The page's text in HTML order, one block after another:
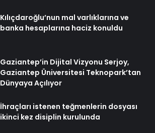
Kılıçdaroğlu’nun mal varlıklarına ve
banka hesaplarına haciz konuldu
Gaziantep’in Dijital Vizyonu Serjoy,
Gaziantep Üniversitesi Teknopark’tan
Dünyaya Açılıyor
İhraçları istenen teğmenlerin dosyası
ikinci kez disiplin kurulunda